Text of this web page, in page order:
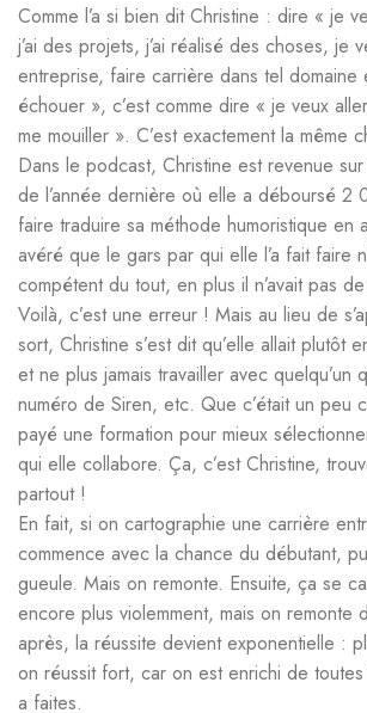
Comme l’a si bien dit Christine : dire « je
j’ai des projets, j’ai réalisé des choses, je
entreprise, faire carrière dans tel domaine
échouer », c’est comme dire « je veux
me mouiller ». C’est exactement la même
Dans le podcast, Christine est revenue
de l’année dernière où elle a déboursé 2
faire traduire sa méthode humoristique en
avéré que le gars par qui elle l’a fait faire
compétent du tout, en plus il n’avait pas
Voilà, c’est une erreur ! Mais au lieu de
sort, Christine s’est dit qu’elle allait plutôt
et ne plus jamais travailler avec quelqu’un
numéro de Siren, etc. Que c’était un peu
payé une formation pour mieux
qui elle collabore. Ça, c’est Christine,
partout !
En fait, si on cartographie une carrière
commence avec la chance du débutant,
gueule. Mais on remonte. Ensuite, ça se
encore plus violemment, mais on remonte
après, la réussite devient exponentielle :
on réussit fort, car on est enrichi de toutes
a faites.